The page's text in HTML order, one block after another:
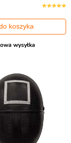
koszyka
wysyłka